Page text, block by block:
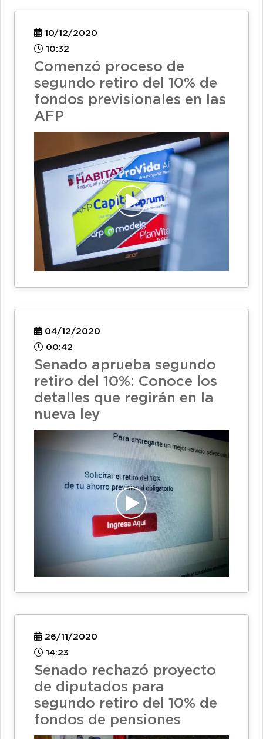
10/12/2020
10:32
Comenzó proceso de
segundo retiro del 10% de
fondos previsionales en las
AFP
04/12/2020
00:42
Senado aprueba segundo
retiro del 10%: Conoce los
detalles que regirán en la
nueva ley
26/11/2020
14:23
Senado rechazó proyecto
de diputados para
segundo retiro del 10% de
fondos de pensiones